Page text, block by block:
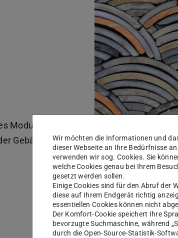
Moduls 334 und
Gebäudetechnologie“ FG Entwerfen und
Wir möchten die Informationen und
dieser Webseite an Ihre Bedürfnisse
verwenden wir sog. Cookies. Sie
welche Cookies genau bei Ihrem
gesetzt werden sollen.
Einige Cookies sind für den Abruf der
diese auf Ihrem Endgerät richtig
essentiellen Cookies können nicht
Der Komfort-Cookie speichert Ihre
bevorzugte Suchmaschine, während
durch die Open-Source-Statistik-